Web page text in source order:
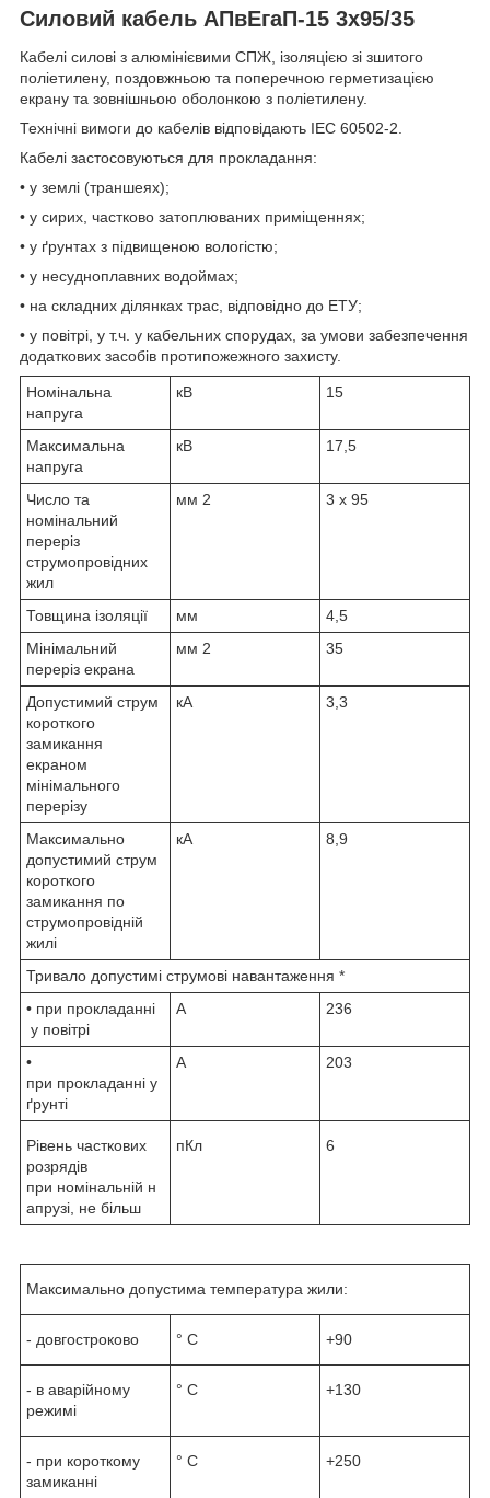
Силовий кабель АПвЕгаП-15 3х95/35
Кабелі силові з алюмінієвими СПЖ, ізоляцією зі зшитого
поліетилену, поздовжньою та поперечною герметизацією
екрану та зовнішньою оболонкою з поліетилену.
Технічні вимоги до кабелів відповідають IEC 60502-2.
Кабелі застосовуються для прокладання:
• у землі (траншеях);
• у сирих, частково затоплюваних приміщеннях;
• у ґрунтах з підвищеною вологістю;
• у несудноплавних водоймах;
• на складних ділянках трас, відповідно до ЕТУ;
• у повітрі, у т.ч. у кабельних спорудах, за умови забезпечення
додаткових засобів протипожежного захисту.
Номінальна
напруга
кВ 15
Максимальна
напруга
кВ 17,5
Число та
номінальний
переріз
струмопровідних
жил
мм 2 3 x 95
Товщина ізоляції мм
4,5
Мінімальний
переріз екрана
мм 2 35
Допустимий струм
короткого
замикання
екраном
мінімального
перерізу
кА 3,3
Максимально
допустимий струм
короткого
замикання по
струмопровідній
жилі
кА 8,9
Тривало допустимі струмові навантаження *
• при прокладанні
у повітрі
А 236
•
при прокладанні у
ґрунті
А 203
Рівень часткових
розрядів
при номінальній н
апрузі, не більш
пКл 6
Максимально допустима температура жили:
- довгостроково ° С +90
- в аварійному
режимі
° С +130
- при короткому
замиканні
° С +250